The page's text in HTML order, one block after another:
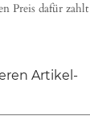
Preis dafür zahlt
Artikel-